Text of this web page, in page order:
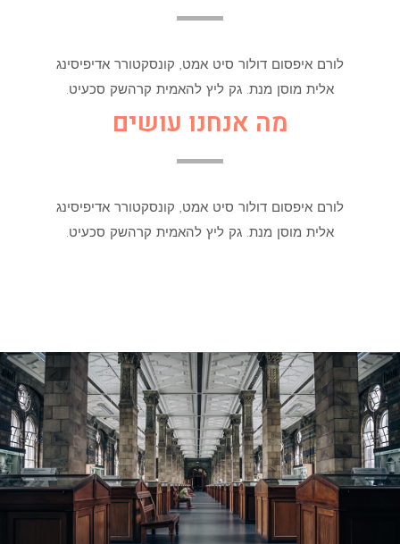
לורם איפסום דולור סיט אמט, קונסקטורר אדיפיסינג
אלית מוסן מנת. גק ליץ להאמית קרהשק סכעיט.
מה אנחנו עושים
לורם איפסום דולור סיט אמט, קונסקטורר אדיפיסינג
אלית מוסן מנת. גק ליץ להאמית קרהשק סכעיט.